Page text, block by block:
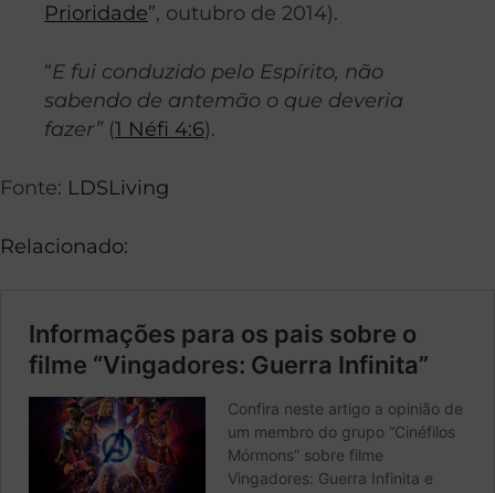
Prioridade”, outubro de 2014).
“E fui conduzido pelo Espírito, não
sabendo de antemão o que deveria
fazer”(1 Néfi 4:6).
Fonte: LDSLiving
Relacionado: